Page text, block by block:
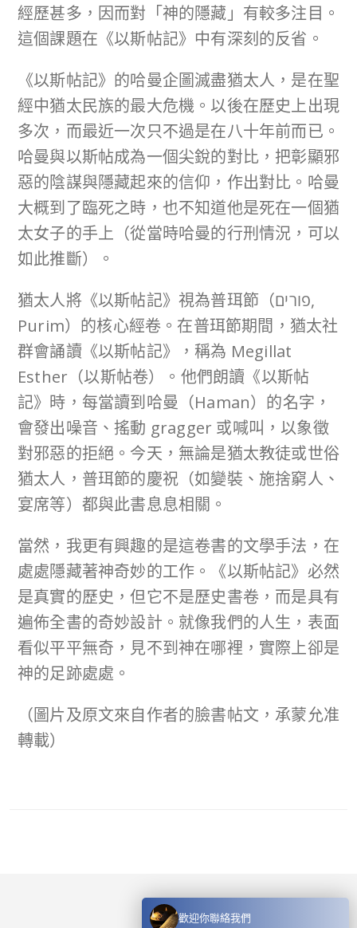
經歷甚多，因而對「神的隱藏」有較多注目。
這個課題在《以斯帖記》中有深刻的反省。
《以斯帖記》的哈曼企圖滅盡猶太人，是在聖
經中猶太民族的最大危機。以後在歷史上出現
多次，而最近一次只不過是在八十年前而已。
哈曼與以斯帖成為一個尖銳的對比，把彰顯邪
惡的陰謀與隱藏起來的信仰，作出對比。哈曼
大概到了臨死之時，也不知道他是死在一個猶
太女子的手上（從當時哈曼的行刑情況，可以
如此推斷）。
猶太人將《以斯帖記》視為普珥節（פורים,
Purim）的核心經卷。在普珥節期間，猶太社
群會誦讀《以斯帖記》，稱為 Megillat
Esther（以斯帖卷）。他們朗讀《以斯帖
記》時，每當讀到哈曼（Haman）的名字，
會發出噪音、搖動 gragger 或喊叫，以象徵
對邪惡的拒絕。今天，無論是猶太教徒或世俗
猶太人，普珥節的慶祝（如變裝、施捨窮人、
宴席等）都與此書息息相關。
當然，我更有興趣的是這卷書的文學手法，在
處處隱藏著神奇妙的工作。《以斯帖記》必然
是真實的歷史，但它不是歷史書卷，而是具有
遍佈全書的奇妙設計。就像我們的人生，表面
看似平平無奇，見不到神在哪裡，實際上卻是
神的足跡處處。
（圖片及原文來自作者的臉書帖文，承蒙允准
轉載）
歡迎你聯絡我們